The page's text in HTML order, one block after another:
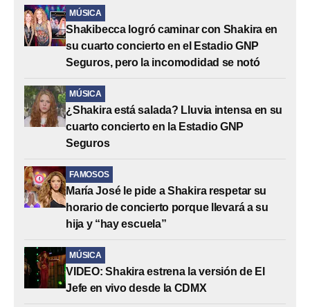
MÚSICA
Shakibecca logró caminar con Shakira en
su cuarto concierto en el Estadio GNP
Seguros, pero la incomodidad se notó
MÚSICA
¿Shakira está salada? Lluvia intensa en su
cuarto concierto en la Estadio GNP
Seguros
FAMOSOS
María José le pide a Shakira respetar su
horario de concierto porque llevará a su
hija y “hay escuela”
MÚSICA
VIDEO: Shakira estrena la versión de El
Jefe en vivo desde la CDMX